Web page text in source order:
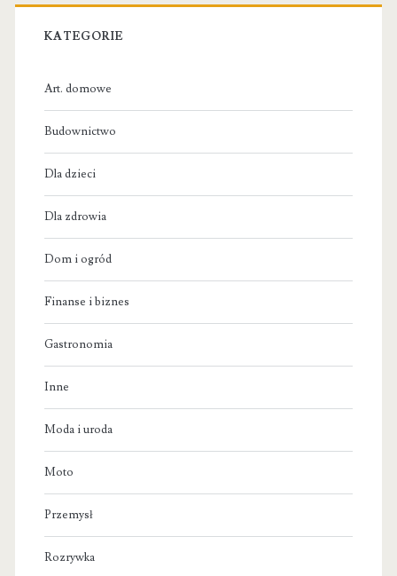
KATEGORIE
Art. domowe
Budownictwo
Dla dzieci
Dla zdrowia
Dom i ogród
Finanse i biznes
Gastronomia
Inne
Moda i uroda
Moto
Przemysł
Rozrywka